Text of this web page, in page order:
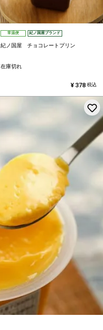
常温便 紀ノ国屋ブランド
紀ノ国屋 チョコレートプリン
在庫切れ
¥ 378 税込